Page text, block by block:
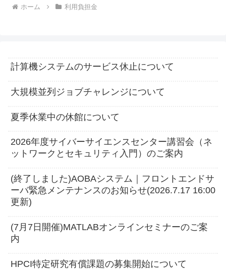
ホーム 利用負担金
計算機システムのサービス休止について
大規模並列ジョブチャレンジについて
夏季休業中の休館について
2026年度サイバーサイエンスセンター講習会（ネ
ットワークとセキュリティ入門）のご案内
(終了しました)AOBAシステム｜フロントエンドサ
ーバ緊急メンテナンスのお知らせ(2026.7.17 16:00
更新)
(7月7日開催)MATLABオンラインセミナーのご案
内
HPCI特定研究有償課題の募集開始について